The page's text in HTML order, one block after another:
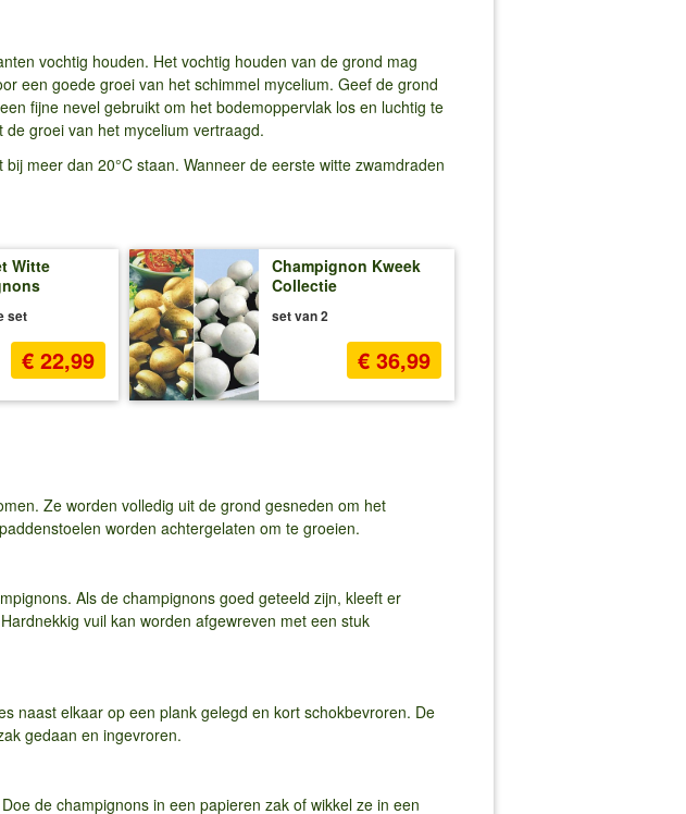
vochtig houden. Het vochtig houden van de grond mag
een goede groei van het schimmel mycelium. Geef de grond
fijne nevel gebruikt om het bodemoppervlak los en luchtig te
groei van het mycelium vertraagd.
meer dan 20°C staan. Wanneer de eerste witte zwamdraden
Witte
set
€ 22,99
Champignon Kweek
Collectie
set van 2
€ 36,99
Ze worden volledig uit de grond gesneden om het
worden achtergelaten om te groeien.
Als de champignons goed geteeld zijn, kleeft er
vuil kan worden afgewreven met een stuk
naast elkaar op een plank gelegd en kort schokbevroren. De
gedaan en ingevroren.
de champignons in een papieren zak of wikkel ze in een